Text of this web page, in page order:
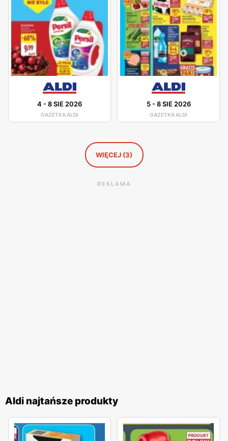
cel uważa się stworzenie przyjaznej atmosfery zakupów.
Marka posiada również własną stronę internetową, na
której znajdziemy liczne oferty promocyjne. Aby móc być
z nimi na bieżąco, udostępniono newsletter oraz aplikację
mobilną. Strona umożliwia również stworzenie własnej
listy zakupów, która z pewnością ułatwi późniejszą
wędrówkę po sklepie.
4 -8 SIE 2026
GAZETKA ALDI
5-8 SIE 2026
GAZETKA ALDI
WIĘCEJ (3)
REKLAMA
Aldi najtańsze produkty